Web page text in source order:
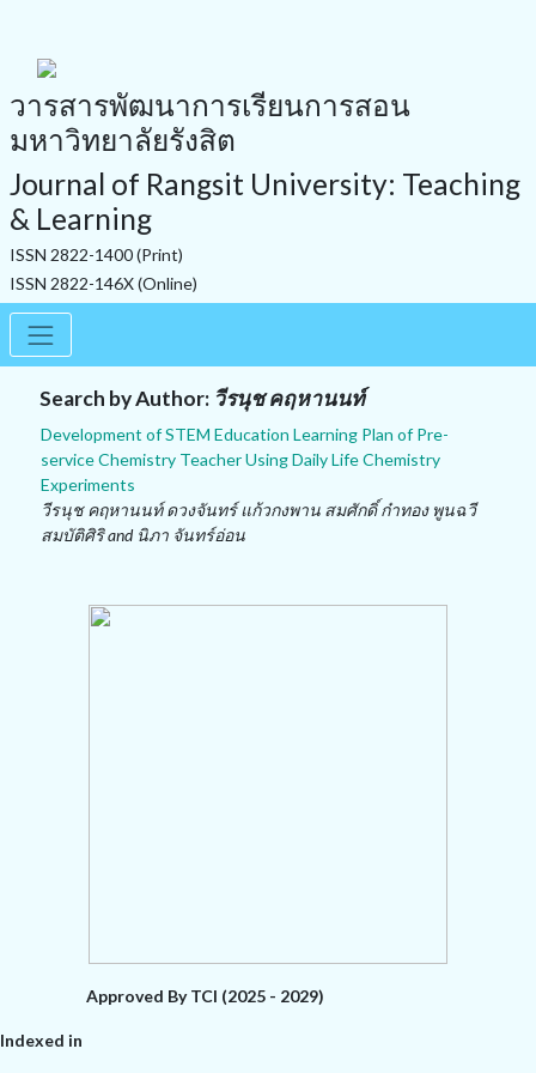
วารสารพัฒนาการเรียนการสอน
มหาวิทยาลัยรังสิต
Journal of Rangsit University: Teaching
& Learning
ISSN 2822-1400 (Print)
ISSN 2822-146X (Online)
Search by Author: วีรนุช คฤหานนท์
Development of STEM Education Learning Plan of Pre-
service Chemistry Teacher Using Daily Life Chemistry
Experiments
วีรนุช คฤหานนท์ ดวงจันทร์ แก้วกงพาน สมศักดิ์ ก๋าทอง พูนฉวี
สมบัติศิริ and นิภา จันทร์อ่อน
Approved By TCI (2025 - 2029)
Indexed in